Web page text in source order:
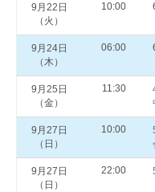
9月22日
（火）
10:00
9月24日
（木）
06:00
9月25日
（金）
11:30
9月27日
（日）
10:00
9月27日
（日）
22:00